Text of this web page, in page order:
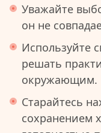
Уважайте
он не
Используйте
решать
окружающим.
Старайтесь
сохранением